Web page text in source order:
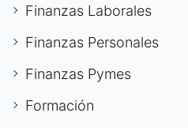
Finanzas Laborales
Finanzas Personales
Finanzas Pymes
Formación